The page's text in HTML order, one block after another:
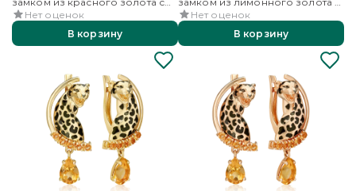
кварцем дымчатым
Нет оценок
В корзину
кварцем дымчатым
Нет оценок
В корзину